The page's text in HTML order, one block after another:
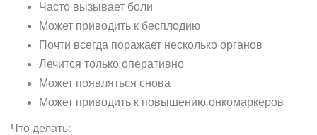
Часто вызывает боли
Может приводить к бесплодию
Почти всегда поражает несколько органов
Лечится только оперативно
Может появляться снова
Может приводить к повышению онкомаркеров
Что делать: